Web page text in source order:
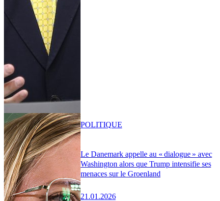
Le Danemark appelle au « dialogue » avec
Washington alors que Trump intensifie ses
menaces sur le Groenland
21.01.2026
POLITIQUE